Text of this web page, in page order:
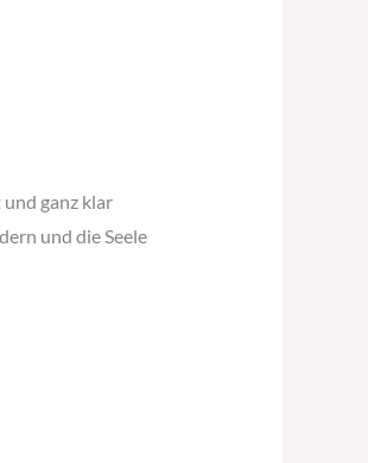
ganz klar
und die Seele